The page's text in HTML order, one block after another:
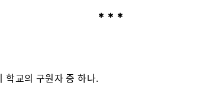
학교의 구원자 중 하나.